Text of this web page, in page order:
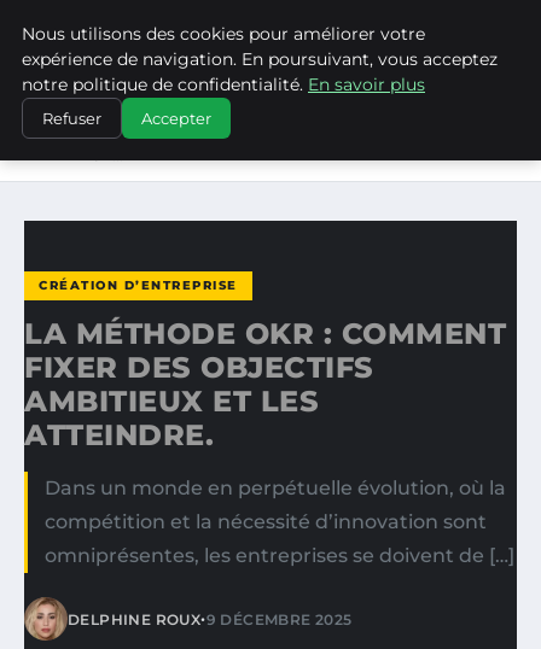
MEDIA EDGE
ACCUEIL
CRÉATION D’ENTREPRISE
LA MÉTHODE OKR : COMMENT FIXER DES OBJECTIFS
CRÉATION D’ENTREPRISE
LA MÉTHODE OKR : COMMENT
FIXER DES OBJECTIFS
AMBITIEUX ET LES
ATTEINDRE.
Dans un monde en perpétuelle évolution, où la
compétition et la nécessité d’innovation sont
omniprésentes, les entreprises se doivent de […]
DELPHINE ROUX•9 DÉCEMBRE 2025
Nous utilisons des cookies pour améliorer votre
expérience de navigation. En poursuivant, vous acceptez
notre politique de confidentialité. En savoir plus
Refuser Accepter